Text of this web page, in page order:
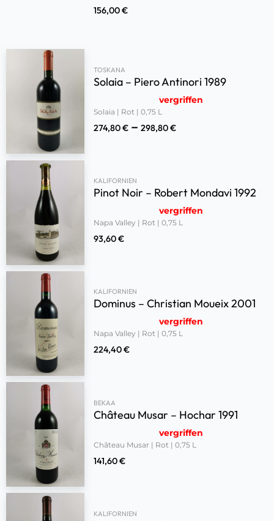
156,00€
TOSKANA
Solaia – Piero Antinori 1989
vergriffen
Solaia | Rot | 0,75 L
274,80€ –298,80€
KALIFORNIEN
Pinot Noir – Robert Mondavi 1992
vergriffen
Napa Valley | Rot | 0,75 L
93,60€
KALIFORNIEN
Dominus – Christian Moueix 2001
vergriffen
Napa Valley | Rot | 0,75 L
224,40€
BEKAA
Château Musar – Hochar 1991
vergriffen
Château Musar | Rot | 0,75 L
141,60€
KALIFORNIEN